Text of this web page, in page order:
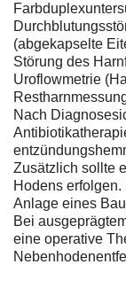
(abgekapselte
Störung des
Uroflowmetrie
Nach
Zusätzlich sollte
Hodens
Anlage eines
Bei
eine operative